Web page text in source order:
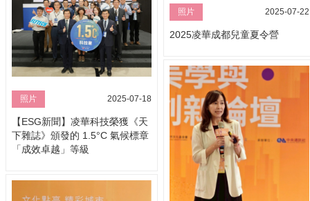
照片 2025-07-22
2025凌華成都兒童夏令營
照片 2025-07-18
【ESG新聞】凌華科技榮獲《天
下雜誌》頒發的 1.5°C 氣候標章
「成效卓越」等級